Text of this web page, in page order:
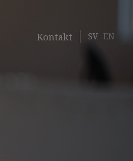
Kontakt SV EN